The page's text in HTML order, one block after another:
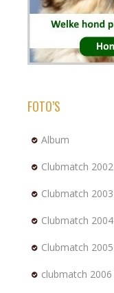
FOTO’S
Album
Clubmatch 2002
Clubmatch 2003
Clubmatch 2004
Clubmatch 2005
clubmatch 2006